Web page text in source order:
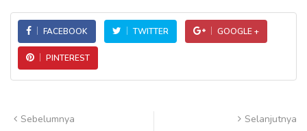
FACEBOOK TWITTER GOOGLE +
PINTEREST
Sebelumnya Selanjutnya